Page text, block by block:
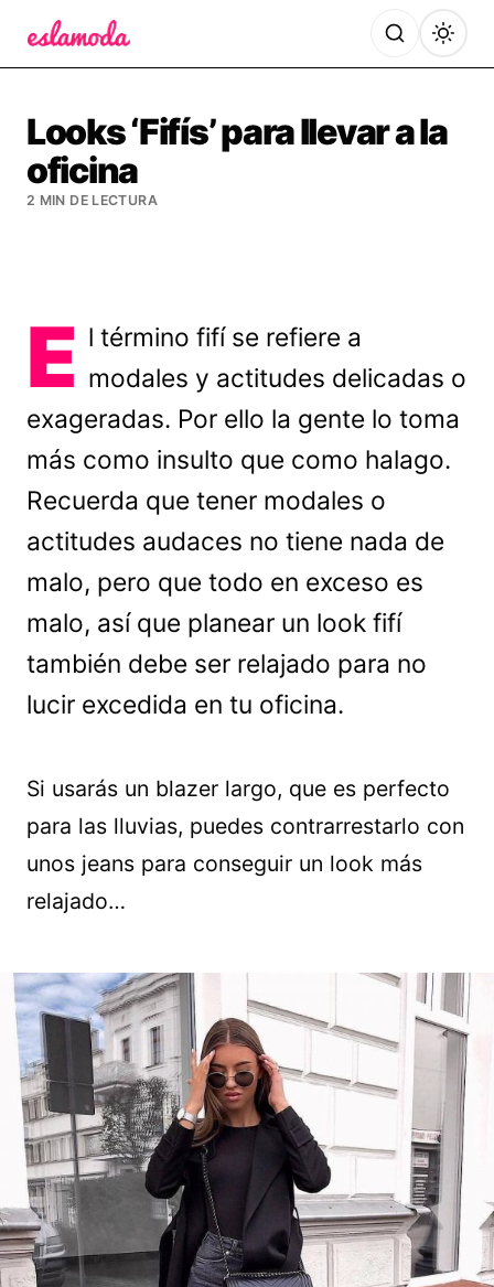
Looks ‘Fifís’ para llevar a la
oficina
2 MIN DE LECTURA
E l término fifí se refiere a
modales y actitudes delicadas o
exageradas. Por ello la gente lo toma
más como insulto que como halago.
Recuerda que tener modales o
actitudes audaces no tiene nada de
malo, pero que todo en exceso es
malo, así que planear un look fifí
también debe ser relajado para no
lucir excedida en tu oficina.
Si usarás un blazer largo, que es perfecto
para las lluvias, puedes contrarrestarlo con
unos jeans para conseguir un look más
relajado…